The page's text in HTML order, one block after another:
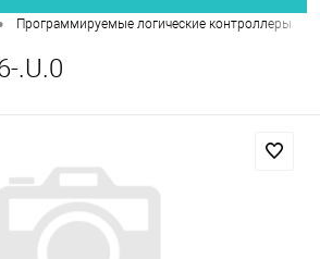
Программируемые логические контроллеры
.U.0